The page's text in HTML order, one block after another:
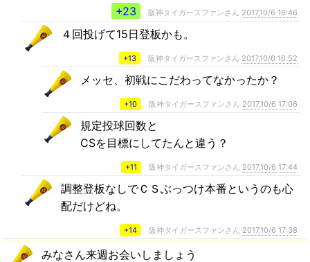
+23
阪神タイガースファンさん 2017,10/6 16:46
４回投げて15日登板かも。
+13 阪神タイガースファンさん 2017,10/6 16:52
メッセ、初戦にこだわってなかったか？
+10 阪神タイガースファンさん 2017,10/6 17:06
規定投球回数と
CSを目標にしてたんと違う？
+11 阪神タイガースファンさん 2017,10/6 17:44
調整登板なしでＣＳぶっつけ本番というのも心
配だけどね。
+14 阪神タイガースファンさん 2017,10/6 17:38
みなさん来週お会いしましょう